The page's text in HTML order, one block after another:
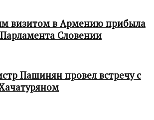
визитом в Армению прибыла
Словении
Пашинян провел встречу с